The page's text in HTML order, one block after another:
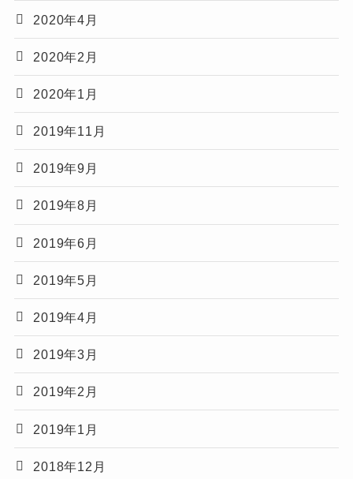
2020年4月
2020年2月
2020年1月
2019年11月
2019年9月
2019年8月
2019年6月
2019年5月
2019年4月
2019年3月
2019年2月
2019年1月
2018年12月